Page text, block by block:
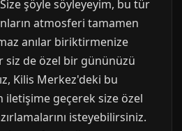
şöyle söyleyeyim, bu tür
atmosferi tamamen
anılar biriktirmenize
siz de özel bir gününüzü
Kilis Merkez'deki bu
iletişime geçerek size özel
isteyebilirsiniz.